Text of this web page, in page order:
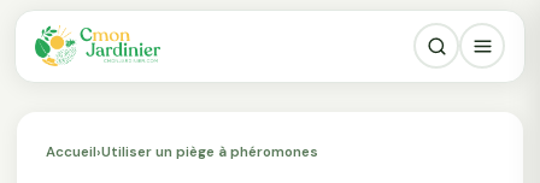
Accueil›Utiliser un piège à phéromones